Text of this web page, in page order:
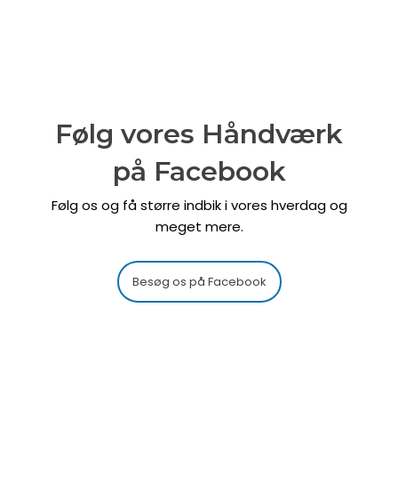
Følg vores Håndværk
​på Facebook
Følg os og få større indbik i vores hverdag og
meget mere.
Besøg os på Facebook​